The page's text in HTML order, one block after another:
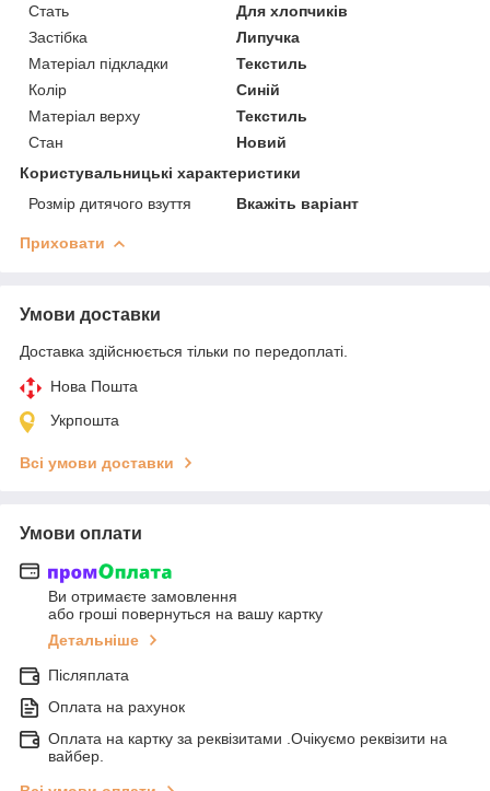
Стать
Для хлопчиків
Застібка
Липучка
Матеріал підкладки
Текстиль
Колір
Синій
Матеріал верху
Текстиль
Стан
Новий
Користувальницькі характеристики
Розмір дитячого взуття
Вкажіть варіант
Приховати
Умови доставки
Доставка здійснюється тільки по передоплаті.
Нова Пошта
Укрпошта
Всі умови доставки
Умови оплати
Ви отримаєте замовлення
або гроші повернуться на вашу картку
Детальніше
Післяплата
Оплата на рахунок
Оплата на картку за реквізитами .Очікуємо реквізити на
вайбер.